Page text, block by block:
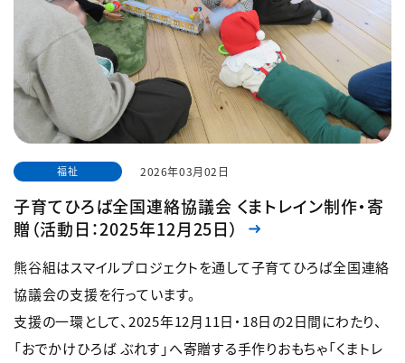
福祉 2026年03月02日
子育てひろば全国連絡協議会 くまトレイン制作・寄
贈（活動日：2025年12月25日）
熊谷組はスマイルプロジェクトを通して子育てひろば全国連絡
協議会の支援を行っています。
支援の一環として、2025年12月11日・18日の2日間にわたり、
「おでかけひろば ぶれす」へ寄贈する手作りおもちゃ「くまトレ